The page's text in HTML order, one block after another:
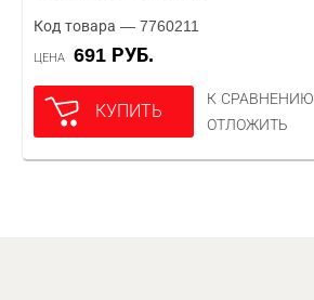
Код товара — 7760211
ЦЕНА 691 РУБ.
КУПИТЬ
К СРАВНЕНИЮ
ОТЛОЖИТЬ